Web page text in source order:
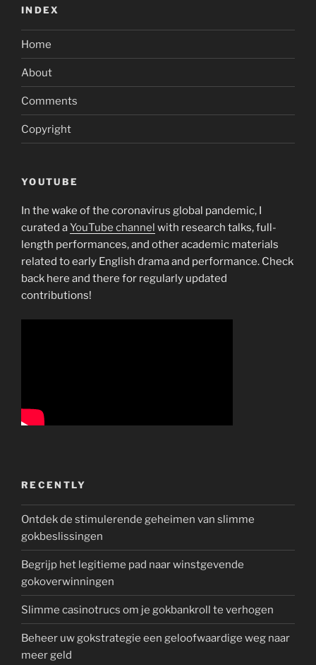
INDEX
Home
About
Comments
Copyright
YOUTUBE
In the wake of the coronavirus global pandemic, I
curated aYouTube channel with research talks, full-
length performances, and other academic materials
related to early English drama and performance. Check
back here and there for regularly updated
contributions!
RECENTLY
Ontdek de stimulerende geheimen van slimme
gokbeslissingen
Begrijp het legitieme pad naar winstgevende
gokoverwinningen
Slimme casinotrucs om je gokbankroll te verhogen
Beheer uw gokstrategie een geloofwaardige weg naar
meer geld